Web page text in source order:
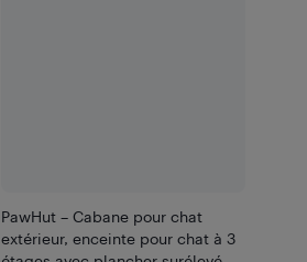
PawHut – Cabane pour chat
extérieur, enceinte pour chat à 3